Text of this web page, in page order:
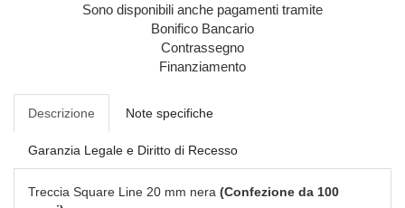
Sono disponibili anche pagamenti tramite
Bonifico Bancario
Contrassegno
Finanziamento
Descrizione Note specifiche
Garanzia Legale e Diritto di Recesso
Treccia Square Line 20 mm nera (Confezione da 100